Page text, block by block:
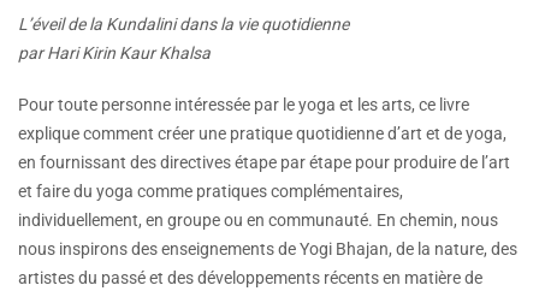
L’éveil de la Kundalini dans la vie quotidienne
par Hari Kirin Kaur Khalsa
Pour toute personne intéressée par le yoga et les arts, ce livre
explique comment créer une pratique quotidienne d’art et de yoga,
en fournissant des directives étape par étape pour produire de l’art
et faire du yoga comme pratiques complémentaires,
individuellement, en groupe ou en communauté. En chemin, nous
nous inspirons des enseignements de Yogi Bhajan, de la nature, des
artistes du passé et des développements récents en matière de